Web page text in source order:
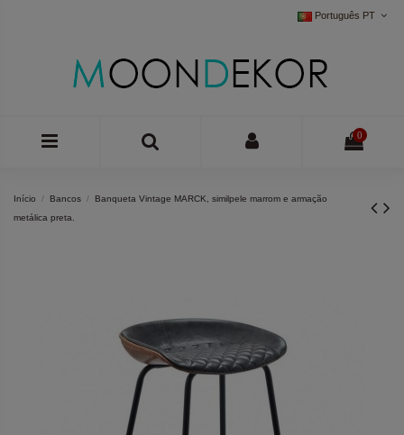
Português PT
0
Início Bancos
Banqueta Vintage MARCK, similpele marrom e armação
metálica preta.